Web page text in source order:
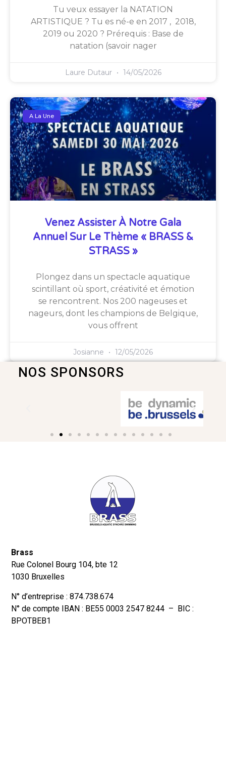
Tu veux essayer la NATATION
ARTISTIQUE ? Tu es né-e en 2017 , 2018,
2019 ou 2020 ? Prérequis : Base de
natation (savoir nager
Laure Dutaur 14/05/2026
A La Une
Venez Assister À Notre Gala
Annuel Sur Le Thème « BRASS &
STRASS »
Plongez dans un spectacle aquatique
scintillant où sport, créativité et émotion
se rencontrent. Nos 200 nageuses et
nageurs, dont les champions de Belgique,
vous offrent
Josianne 12/05/2026
NOS SPONSORS
Brass
Rue Colonel Bourg 104, bte 12
1030 Bruxelles
N° d’entreprise : 874.738.674
N° de compte IBAN : BE55 0003 2547 8244 – BIC :
BPOTBEB1